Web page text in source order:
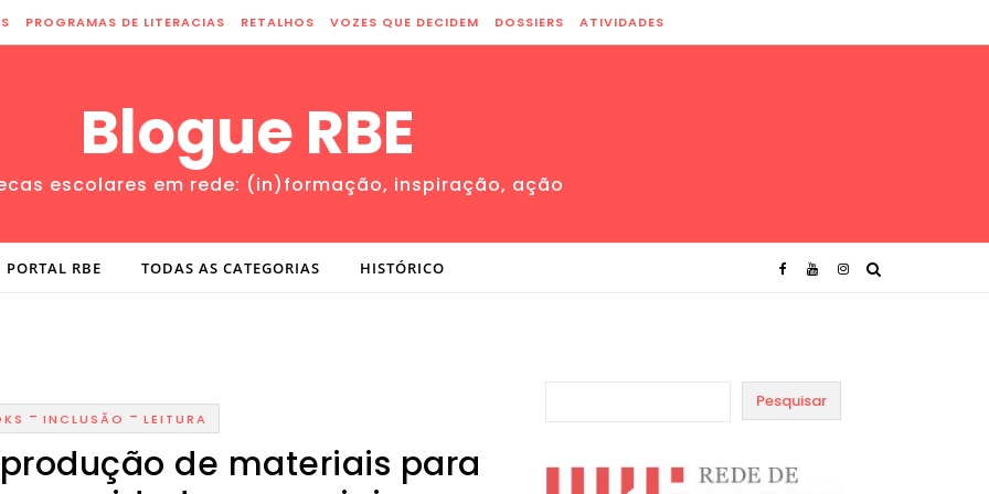
PROGRAMAS DE LITERACIAS RETALHOS VOZES QUE DECIDEM DOSSIERS ATIVIDADES
Blogue RBE
escolares em rede: (in)formação, inspiração, ação
PORTAL RBE TODAS AS CATEGORIAS HISTÓRICO
- INCLUSÃO - LEITURA
de materiais para
Pesquisar